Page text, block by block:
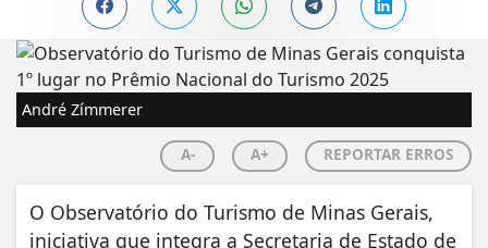
André Zímmerer
A- A+ REPORTAR ERROS
O Observatório do Turismo de Minas Gerais,
iniciativa que integra a Secretaria de Estado de